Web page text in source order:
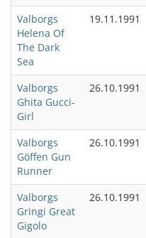
Valborgs
Helena Of
The Dark
Sea
19.11.1991
Valborgs
Ghita Gucci-
Girl
26.10.1991
Valborgs
Göffen Gun
Runner
26.10.1991
Valborgs
Gringi Great
Gigolo
26.10.1991